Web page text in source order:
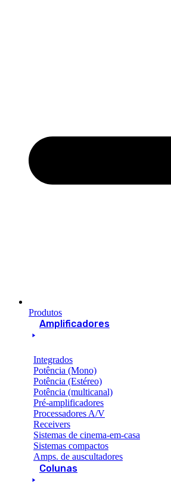
Produtos
Amplificadores
Integrados
Potência (Mono)
Potência (Estéreo)
Potência (multicanal)
Pré-amplificadores
Processadores A/V
Receivers
Sistemas de cinema-em-casa
Sistemas compactos
Amps. de auscultadores
Colunas